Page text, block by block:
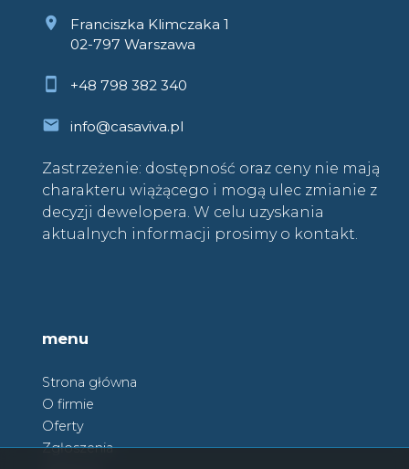
Franciszka Klimczaka 1
02-797 Warszawa
+48 798 382 340
info@casaviva.pl
Zastrzeżenie: dostępność oraz ceny nie mają
charakteru wiążącego i mogą ulec zmianie z
decyzji dewelopera. W celu uzyskania
aktualnych informacji prosimy o kontakt.
menu
Strona główna
O firmie
Oferty
Zgłoszenia